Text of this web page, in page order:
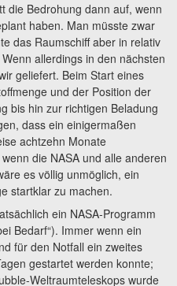
die Bedrohung dann auf, wenn
haben. Man müsste zwar
das Raumschiff aber in relativ
allerdings in den nächsten
geliefert. Beim Start eines
und der Position der
bis hin zur richtigen Beladung
dass ein einigermaßen
achtzehn Monate
die NASA und alle anderen
es völlig unmöglich, ein
startklar zu machen.
ein NASA-Programm
Bedarf“). Immer wenn ein
für den Notfall ein zweites
gestartet werden konnte;
Weltraumteleskops wurde